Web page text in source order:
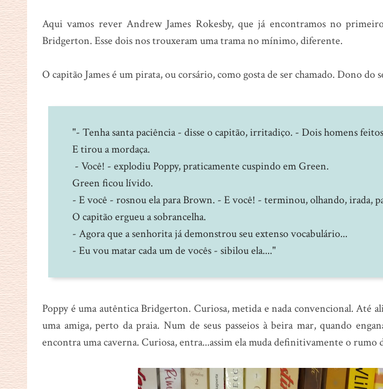
Aqui vamos rever Andrew James Rokesby, que já encontramos no
Bridgerton. Esse dois nos trouxeram uma trama no mínimo, diferente.
O capitão James é um pirata, ou corsário, como gosta de ser chamado. Dono
"- Tenha santa paciência - disse o capitão, irritadiço. - Dois homens
E tirou a mordaça.
- Você! - explodiu Poppy, praticamente cuspindo em Green.
Green ficou lívido.
- E você - rosnou ela para Brown. - E você! - terminou, olhando, irada,
O capitão ergueu a sobrancelha.
- Agora que a senhorita já demonstrou seu extenso vocabulário...
- Eu vou matar cada um de vocês - sibilou ela...."
Poppy é uma autêntica Bridgerton. Curiosa, metida e nada convencional. Até ali
uma amiga, perto da praia. Num de seus passeios à beira mar, quando
encontra uma caverna. Curiosa, entra...assim ela muda definitivamente o rumo